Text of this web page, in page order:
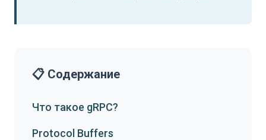
📋 Содержание
Что такое gRPC?
Protocol Buffers